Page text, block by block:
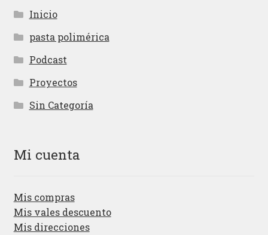
Inicio
pasta polimérica
Podcast
Proyectos
Sin Categoría
Mi cuenta
Mis compras
Mis vales descuento
Mis direcciones